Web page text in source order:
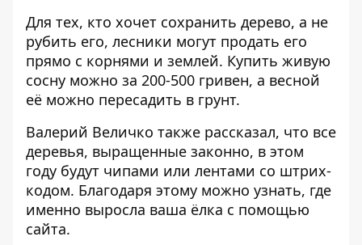
Для тех, кто хочет сохранить дерево, а не
рубить его, лесники могут продать его
прямо с корнями и землей. Купить живую
сосну можно за 200-500 гривен, а весной
её можно пересадить в грунт.
Валерий Величко также рассказал, что все
деревья, выращенные законно, в этом
году будут чипами или лентами со штрих-
кодом. Благодаря этому можно узнать, где
именно выросла ваша ёлка с помощью
сайта.